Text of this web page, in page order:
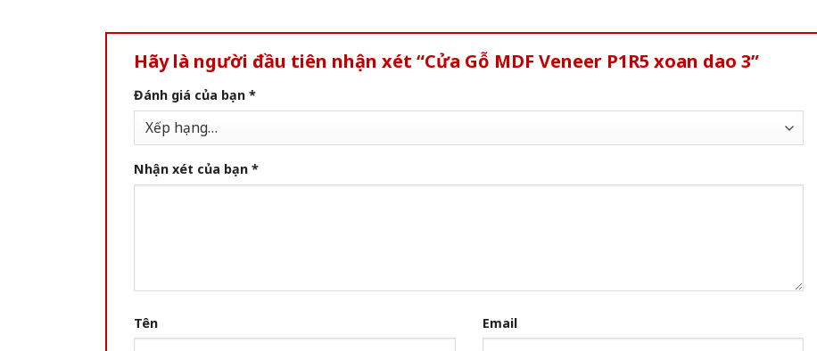
Hãy là người đầu tiên nhận xét “Cửa Gỗ MDF Veneer P1R5 xoan dao 3”
Đánh giá của bạn *
Nhận xét của bạn *
Tên Email